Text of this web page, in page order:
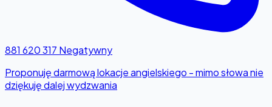
881 620 317 Negatywny
Proponuję darmową lokacje angielskiego - mimo słowa nie
dziękuję dalej wydzwania